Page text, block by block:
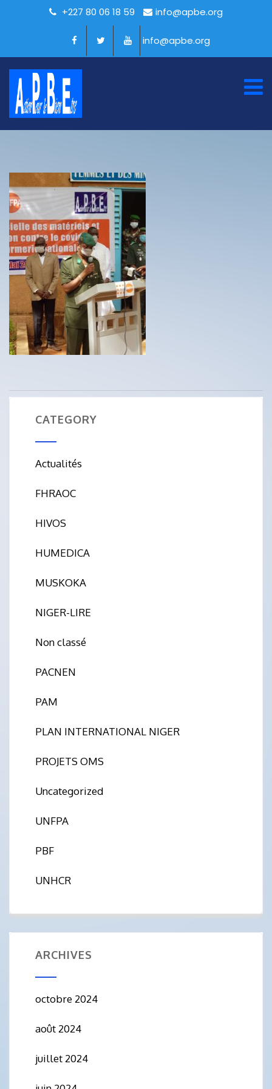
+227 80 06 18 59 info@apbe.org
info@apbe.org
CATEGORY
Actualités
FHRAOC
HIVOS
HUMEDICA
MUSKOKA
NIGER-LIRE
Non classé
PACNEN
PAM
PLAN INTERNATIONAL NIGER
PROJETS OMS
Uncategorized
UNFPA
PBF
UNHCR
ARCHIVES
octobre 2024
août 2024
juillet 2024